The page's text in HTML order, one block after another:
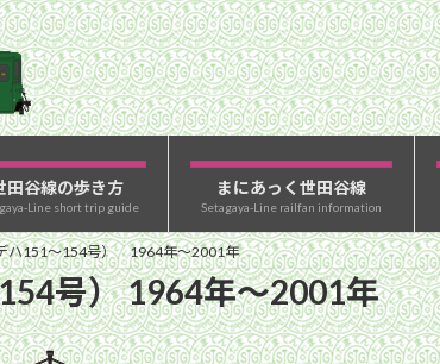
田谷線の歩き方
Line short trip guide
まにあっく世田谷線
Setagaya-Line railfan information
ハ151〜154号） 1964年〜2001年
号） 1964年〜2001年